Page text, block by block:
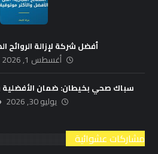
أفضل شركة لإزالة الروائح
أغسطس 1, 2026
سباك صحي بخيطان: ضمان الأفضلية
يوليو 30, 2026
مشاركات عشوائية